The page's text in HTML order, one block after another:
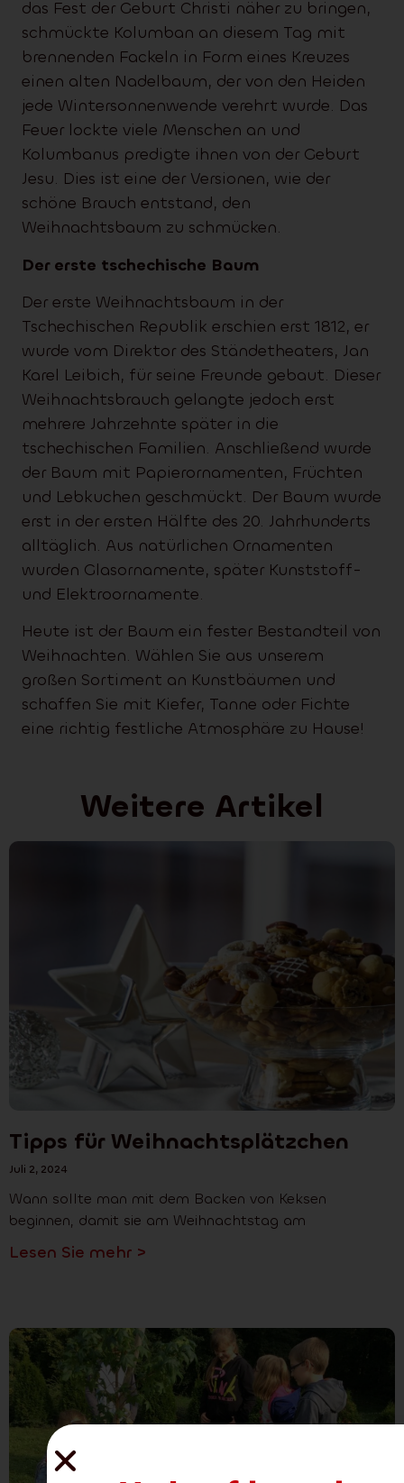
das Fest der Geburt Christi näher zu bringen,
schmückte Kolumban an diesem Tag mit
brennenden Fackeln in Form eines Kreuzes
einen alten Nadelbaum, der von den Heiden
jede Wintersonnenwende verehrt wurde. Das
Feuer lockte viele Menschen an und
Kolumbanus predigte ihnen von der Geburt
Jesu. Dies ist eine der Versionen, wie der
schöne Brauch entstand, den
Weihnachtsbaum zu schmücken.
Der erste tschechische Baum
Der erste Weihnachtsbaum in der
Tschechischen Republik erschien erst 1812, er
wurde vom Direktor des Ständetheaters, Jan
Karel Leibich, für seine Freunde gebaut. Dieser
Weihnachtsbrauch gelangte jedoch erst
mehrere Jahrzehnte später in die
tschechischen Familien. Anschließend wurde
der Baum mit Papierornamenten, Früchten
und Lebkuchen geschmückt. Der Baum wurde
erst in der ersten Hälfte des 20. Jahrhunderts
alltäglich. Aus natürlichen Ornamenten
wurden Glasornamente, später Kunststoff-
und Elektroornamente.
Heute ist der Baum ein fester Bestandteil von
Weihnachten. Wählen Sie aus unserem
großen Sortiment an Kunstbäumen und
schaffen Sie mit Kiefer, Tanne oder Fichte
eine richtig festliche Atmosphäre zu Hause!
Weitere Artikel
Tipps für Weihnachtsplätzchen
Juli 2, 2024
Wann sollte man mit dem Backen von Keksen
beginnen, damit sie am Weihnachtstag am
Lesen Sie mehr >